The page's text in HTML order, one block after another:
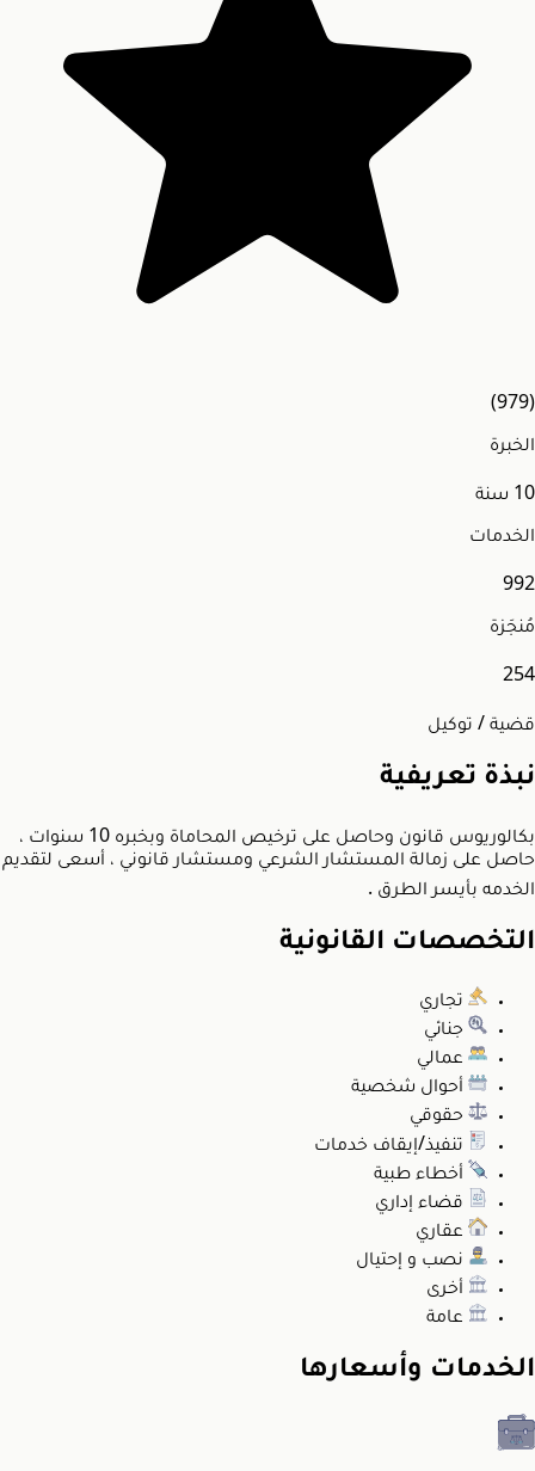
(979)
الخبرة
10 سنة
الخدمات
992
مُنجَزة
254
قضية / توكيل
نبذة تعريفية
بكالوريوس قانون وحاصل على ترخيص المحاماة وبخبره 10 سنوات ،
حاصل على زمالة المستشار الشرعي ومستشار قانوني ، أسعى لتقديم
الخدمه بأيسر الطرق .
التخصصات القانونية
تجاري
جنائي
عمالي
أحوال شخصية
حقوقي
تنفيذ/إيقاف خدمات
أخطاء طبية
قضاء إداري
عقاري
نصب و إحتيال
أخرى
عامة
الخدمات وأسعارها